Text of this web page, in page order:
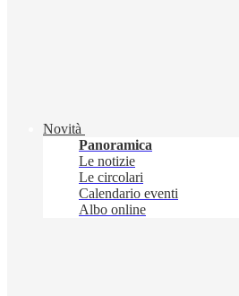
Novità
Panoramica
Le notizie
Le circolari
Calendario eventi
Albo online